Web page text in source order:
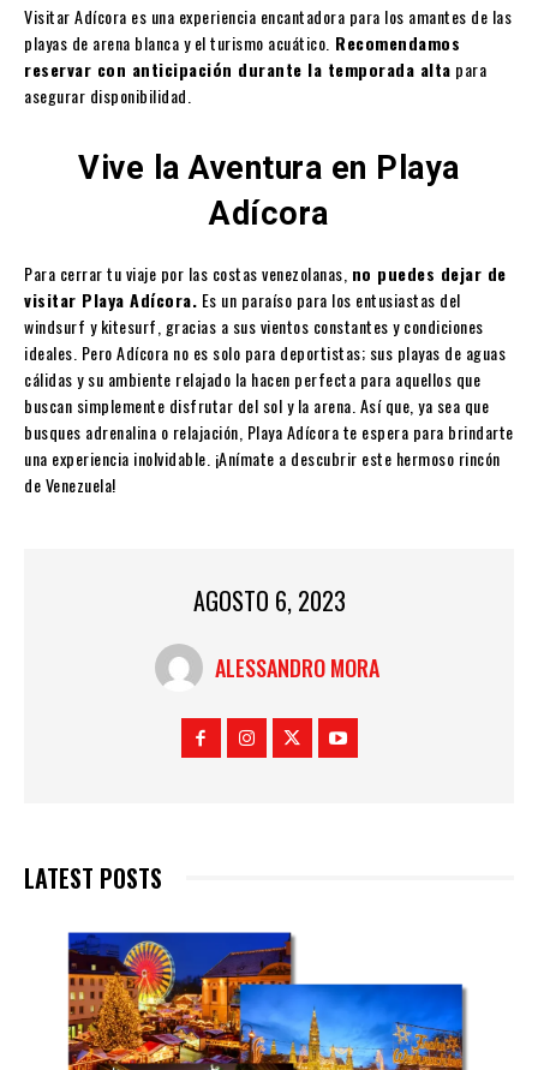
Visitar Adícora es una experiencia encantadora para los amantes de las
playas de arena blanca y el turismo acuático. Recomendamos
reservar con anticipación durante la temporada alta para
asegurar disponibilidad.
Vive la Aventura en Playa
Adícora
Para cerrar tu viaje por las costas venezolanas, no puedes dejar de
visitar Playa Adícora. Es un paraíso para los entusiastas del
windsurf y kitesurf, gracias a sus vientos constantes y condiciones
ideales. Pero Adícora no es solo para deportistas; sus playas de aguas
cálidas y su ambiente relajado la hacen perfecta para aquellos que
buscan simplemente disfrutar del sol y la arena. Así que, ya sea que
busques adrenalina o relajación, Playa Adícora te espera para brindarte
una experiencia inolvidable. ¡Anímate a descubrir este hermoso rincón
de Venezuela!
AGOSTO 6, 2023
ALESSANDRO MORA
LATEST POSTS